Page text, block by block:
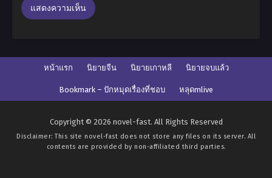
หน้าแรก นิยายจีน นิยายเกาหลี นิยายจบแล้ว
Bookmark – ปักหมุดเรื่องที่ชอบ หลุดmlive
Copyright © 2026 novel-fast. All Rights Reserved
Disclaimer: This site novel-fast does not store any files on its server. All
contents are provided by non-affiliated third parties.